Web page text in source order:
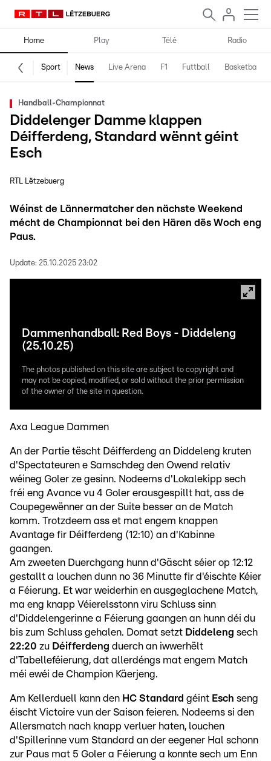
Home Play Télé Radio
Sport News Live Arena F1 Futtball Basketball
Handball-Championnat
Diddelenger Damme klappen
Déifferdeng, Standard wënnt géint
Esch
RTL Lëtzebuerg
Wéinst de Lännermatcher den nächste Weekend
mécht de Championnat bei den Hären dës Woch eng
Paus.
Update: 25.10.2025 23:02
Dammenhandball: Red Boys - Diddeleng
(25.10.25)
The photos published on this site are subject to copyright and
may not be copied, modified, or sold without the prior permission
of the owner of the site in question.
Axa League Dammen
An der Partie tëscht Déifferdeng an Diddeleng kruten
d'Spectateuren e Samschdeg den Owend relativ
wéineg Goler ze gesinn. Nodeems d'Lokalekipp sech
fréi eng Avance vu 4 Goler erausgespillt hat, ass de
Coupegewënner an der Suite besser an de Match
komm. Trotzdeem ass et mat engem knappen
Avantage fir Déifferdeng (12:10) an d'Kabinne
gaangen.
Am zweeten Duerchgang hunn d'Gäscht séier op 12:12
gestallt a louchen dunn no 36 Minutte fir d'éischte Kéier
a Féierung. Et war weiderhin en ausgeglachene Match,
ma eng knapp Véierelsstonn viru Schluss sinn
d'Diddelengerinne a Féierung gaangen an hunn déi du
bis zum Schluss gehalen. Domat setzt Diddeleng sech
22:20 zu Déifferdeng duerch an iwwerhëlt
d'Tabelleféierung, dat allerdéngs mat engem Match
méi ewéi de Champion Käerjeng.
Am Kellerduell kann den HC Standard géint Esch seng
éischt Victoire vun der Saison feieren. Nodeems si den
Allersmatch nach knapp verluer haten, louchen
d'Spillerinne vum Standard an der eegener Hal schonn
zur Paus mat 5 Goler a Féierung a konnte sech um Enn